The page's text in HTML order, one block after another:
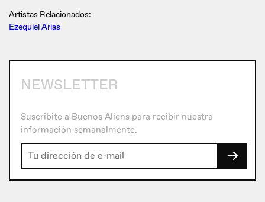
Artistas Relacionados:
Ezequiel Arias
NEWSLETTER
Suscribite a Buenos Aliens para recibir nuestra
información semanalmente.
→